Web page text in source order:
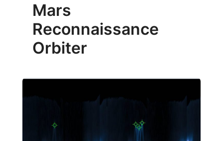
Mars
Reconnaissance
Orbiter